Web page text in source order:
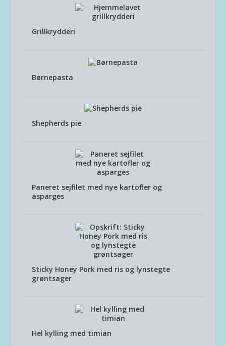
Grillkrydderi
Børnepasta
Shepherds pie
Paneret sejfilet med nye kartofler og
asparges
Sticky Honey Pork med ris og lynstegte
grøntsager
Hel kylling med timian